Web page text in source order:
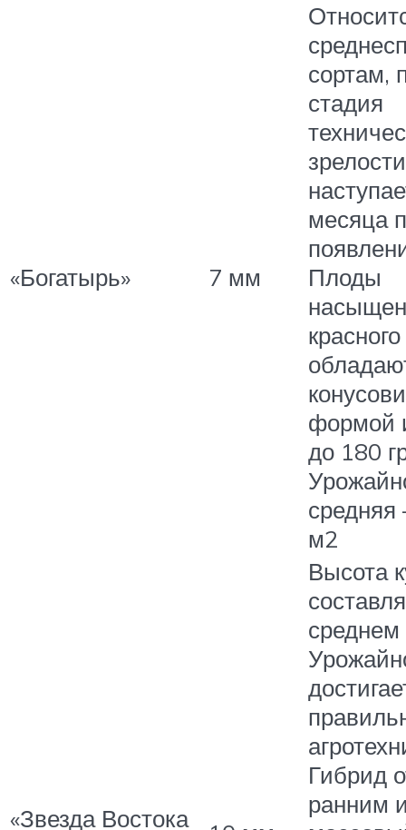
«Богатырь» 7 мм
сортам,
стадия
месяца
Плоды
формой
до 180
средняя
м2
«Звезда Востока
Высота
Гибрид
ранним